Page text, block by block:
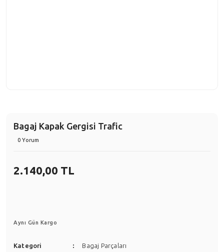
Bagaj Kapak Gergisi Trafic
0 Yorum
2.140,00 TL
Aynı Gün Kargo
Kategori
Bagaj Parçaları